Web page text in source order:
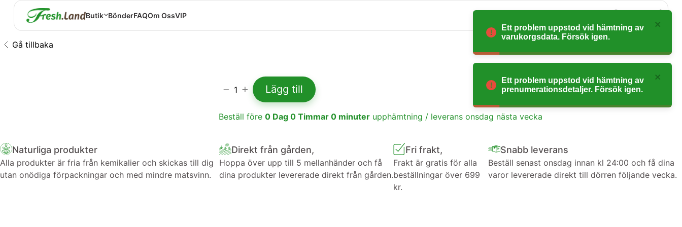
Butik BönderFAQOm OssVIP 0
Gå tillbaka
1 Lägg till
Beställ före 0 Dag 0 Timmar 0 minuter upphämtning / leverans onsdag nästa vecka
Naturliga produkter
Alla produkter är fria från kemikalier och skickas till dig
utan onödiga förpackningar och med mindre matsvinn.
Direkt från gården,
Hoppa över upp till 5 mellanhänder och få
dina produkter levererade direkt från gården.
Fri frakt,
Frakt är gratis för alla
beställningar över 699
kr.
Snabb leverans
Beställ senast onsdag innan kl 24:00 och få dina
varor levererade direkt till dörren följande vecka.
Ett problem uppstod vid hämtning av
varukorgsdata. Försök igen.
Ett problem uppstod vid hämtning av
prenumerationsdetaljer. Försök igen.